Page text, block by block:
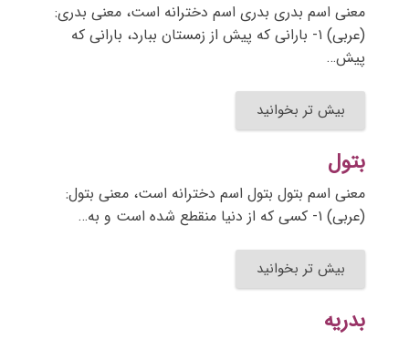
معنی اسم بدری بدری اسم دخترانه است، معنی بدری:
(عربی) ۱- بارانی که پیش از زمستان ببارد، بارانی که
پیش…
بیش تر بخوانید
بتول
معنی اسم بتول بتول اسم دخترانه است، معنی بتول:
(عربی) ۱- کسی که از دنیا منقطع شده است و به…
بیش تر بخوانید
بدریه